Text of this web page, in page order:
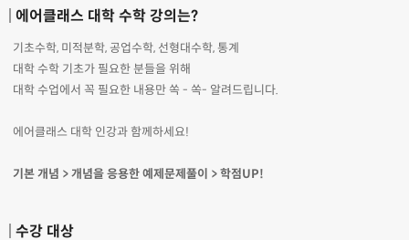
에어클래스 대학 수학 강의는?
기초수학, 미적분학, 공업수학, 선형대수학, 통계
대학 수학 기초가 필요한 분들을 위해
대학 수업에서 꼭 필요한 내용만 쏙 - 쏙- 알려드립니다.
에어클래스 대학 인강과 함께하세요!
기본 개념 > 개념을 응용한 예제문제풀이 > 학점UP!
수강 대상